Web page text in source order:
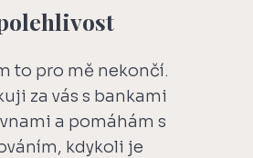
to pro mě nekončí.
za vás s bankami
a pomáhám s
kdykoli je